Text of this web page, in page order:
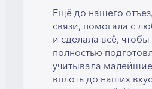
Ещё до нашего
связи, помогала с
и сделала всё,
полностью
учитывала
вплоть до наших